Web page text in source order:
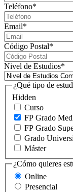
Teléfono*
Email*
Código Postal*
Nivel de Estudios*
Hidden
¿Qué tipo de
Curso
FP Grado
FP Grado
Grado
Máster
¿Cómo quieres
Online
Presencial